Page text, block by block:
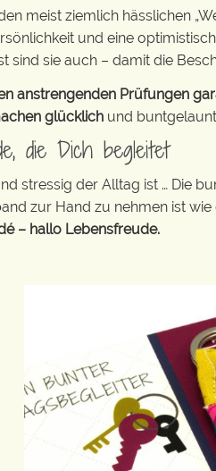
meist ziemlich hässlichen
und eine
sind sie auch – damit die
anstrengenden Prüfungen
glücklich und
die Dich begleitet
stressig der Alltag ist … Die
zur Hand zu nehmen ist wie
– hallo Lebensfreude.